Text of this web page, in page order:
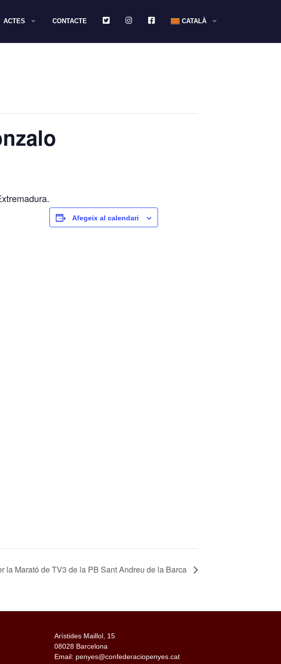
ACTES CONTACTE TWITTERINSTAGRAMFACEBOOKCATALÀ
Afegeix al calendari
la Marató de TV3 de la PB Sant Andreu de la Barca
Arístides Maillol, 15
08028 Barcelona
Email: penyes@confederaciopenyes.cat